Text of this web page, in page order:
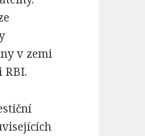
v zemi
RBI.